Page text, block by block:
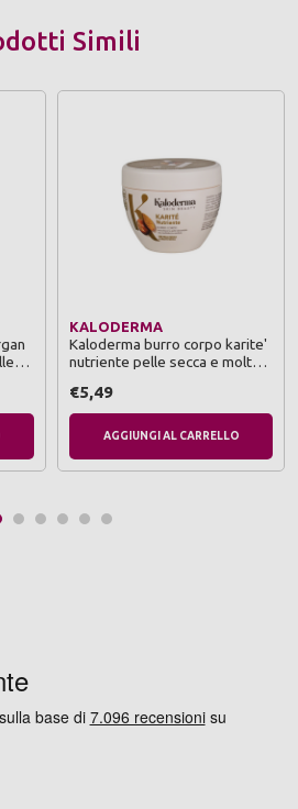
Simili
KALODERMA
Kaloderma burro corpo karite'
nutriente pelle secca e molto
€5,49
AGGIUNGI AL CARRELLO